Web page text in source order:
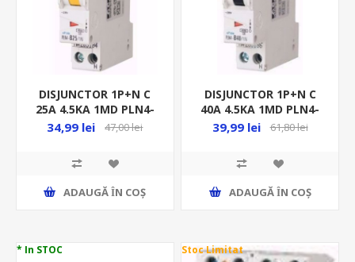
DISJUNCTOR 1P+N C
25A 4.5KA 1MD PLN4-
C25/1N 263302
34,99 lei 47,00 lei
ADAUGĂ ȊN COŞ
DISJUNCTOR 1P+N C
40A 4.5KA 1MD PLN4-
C40/1N 263304
39,99 lei 61,80 lei
ADAUGĂ ȊN COŞ
* In STOC Stoc Limitat